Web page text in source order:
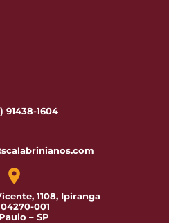
91438-1604
1108, Ipiranga
001
– SP